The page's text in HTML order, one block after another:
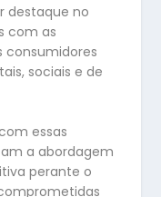
destaque no
com as
consumidores
sociais e de
essas
a abordagem
perante o